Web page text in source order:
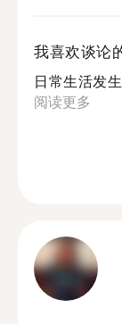
我喜欢谈论
日常生活发
阅读更多